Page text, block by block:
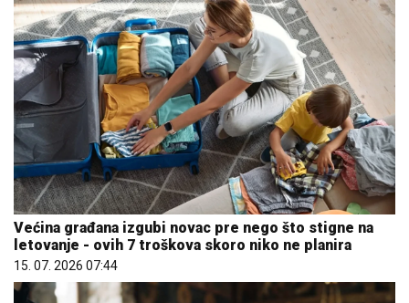
Većina građana izgubi novac pre nego što stigne na
letovanje - ovih 7 troškova skoro niko ne planira
15. 07. 2026 07:44